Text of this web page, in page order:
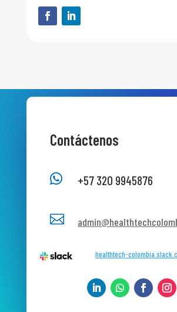
Contáctenos
 +57 320 9945876

healthtech-